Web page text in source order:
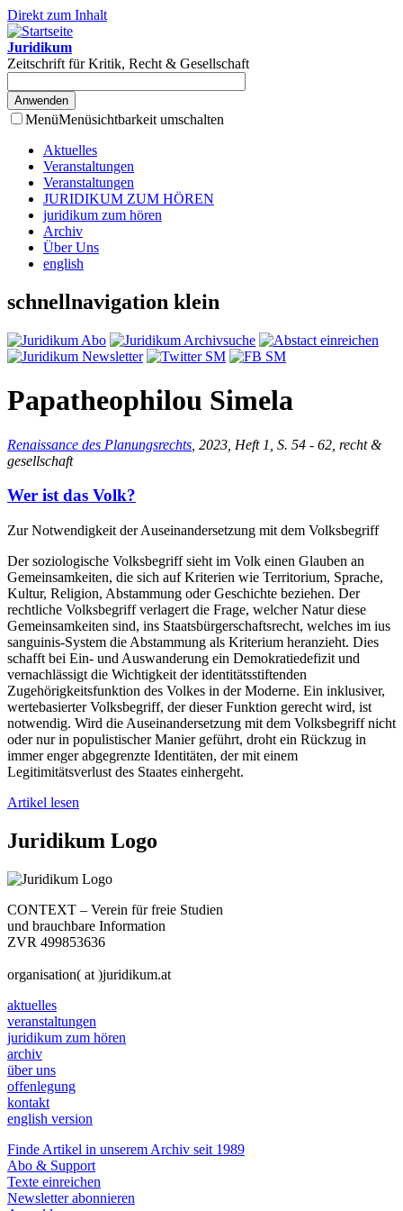
Direkt zum Inhalt
Juridikum
Zeitschrift für Kritik, Recht & Gesellschaft
MenüMenüsichtbarkeit umschalten
Aktuelles
Veranstaltungen
Veranstaltungen
JURIDIKUM ZUM HÖREN
juridikum zum hören
Archiv
Über Uns
english
schnellnavigation klein
Papatheophilou Simela
Renaissance des Planungsrechts , 2023, Heft 1, S. 54 - 62, recht &
gesellschaft
Wer ist das Volk?
Zur Notwendigkeit der Auseinandersetzung mit dem Volksbegriff
Der soziologische Volksbegriff sieht im Volk einen Glauben an
Gemeinsamkeiten, die sich auf Kriterien wie Territorium, Sprache,
Kultur, Religion, Abstammung oder Geschichte beziehen. Der
rechtliche Volksbegriff verlagert die Frage, welcher Natur diese
Gemeinsamkeiten sind, ins Staatsbürgerschaftsrecht, welches im ius
sanguinis-System die Abstammung als Kriterium heranzieht. Dies
schafft bei Ein- und Auswanderung ein Demokratiedefizit und
vernachlässigt die Wichtigkeit der identitätsstiftenden
Zugehörigkeitsfunktion des Volkes in der Moderne. Ein inklusiver,
wertebasierter Volksbegriff, der dieser Funktion gerecht wird, ist
notwendig. Wird die Auseinandersetzung mit dem Volksbegriff nicht
oder nur in populistischer Manier geführt, droht ein Rückzug in
immer enger abgegrenzte Identitäten, der mit einem
Legitimitätsverlust des Staates einhergeht.
Artikel lesen
Juridikum Logo
CONTEXT – Verein für freie Studien
und brauchbare Information
ZVR 499853636
organisation( at )juridikum.at
aktuelles
veranstaltungen
juridikum zum hören
archiv
über uns
offenlegung
kontakt
english version
Finde Artikel in unserem Archiv seit 1989
Abo & Support
Texte einreichen
Newsletter abonnieren